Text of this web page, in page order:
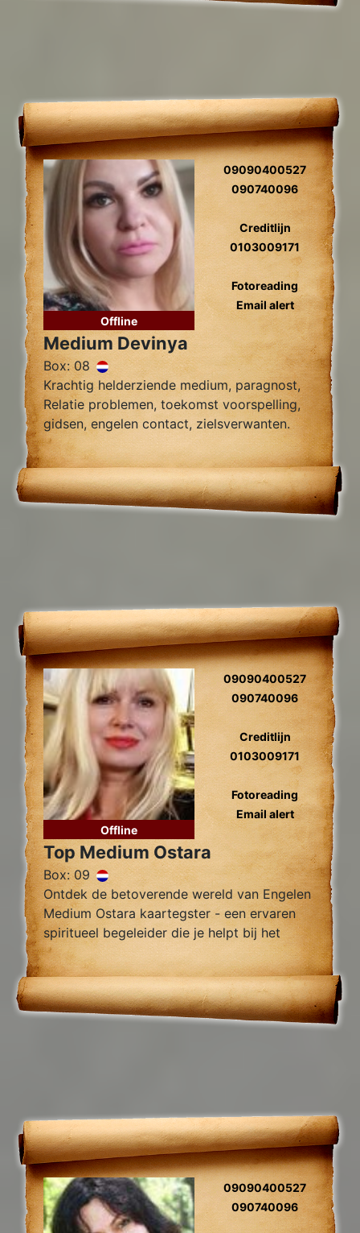
Offline
09090400527
090740096
Creditlijn
0103009171
Fotoreading
Email alert
Medium Devinya
Box: 08
Krachtig helderziende medium, paragnost,
Relatie problemen, toekomst voorspelling,
gidsen, engelen contact, zielsverwanten.
Offline
09090400527
090740096
Creditlijn
0103009171
Fotoreading
Email alert
Top Medium Ostara
Box: 09
Ontdek de betoverende wereld van Engelen
Medium Ostara kaartegster - een ervaren
spiritueel begeleider die je helpt bij het
vinden van innerlijke rust, helderheid en
begeleiding.
09090400527
090740096